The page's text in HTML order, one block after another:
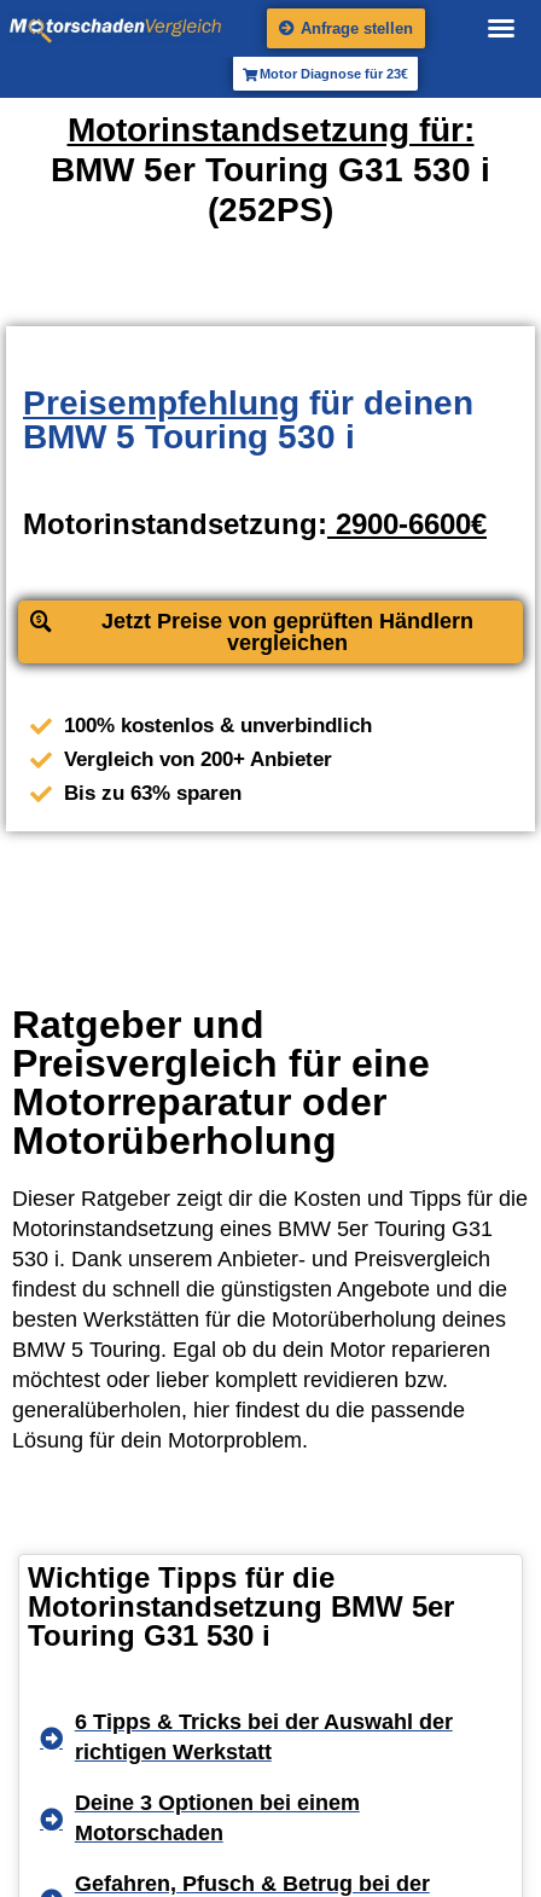
Anfrage stellen
Motor Diagnose für 23€
Motorinstandsetzung für:
BMW 5er Touring G31 530 i
(252PS)
Preisempfehlung für deinen
BMW 5 Touring 530 i
Motorinstandsetzung: 2900-6600€
Jetzt Preise von geprüften Händlern
vergleichen
100% kostenlos & unverbindlich
Vergleich von 200+ Anbieter
Bis zu 63% sparen
Ratgeber und
Preisvergleich für eine
Motorreparatur oder
Motorüberholung
Dieser Ratgeber zeigt dir die Kosten und Tipps für die
Motorinstandsetzung eines BMW 5er Touring G31
530 i. Dank unserem Anbieter- und Preisvergleich
findest du schnell die günstigsten Angebote und die
besten Werkstätten für die Motorüberholung deines
BMW 5 Touring. Egal ob du dein Motor reparieren
möchtest oder lieber komplett revidieren bzw.
generalüberholen, hier findest du die passende
Lösung für dein Motorproblem.
Wichtige Tipps für die
Motorinstandsetzung BMW 5er
Touring G31 530 i
6 Tipps & Tricks bei der Auswahl der
richtigen Werkstatt
Deine 3 Optionen bei einem
Motorschaden
Gefahren, Pfusch & Betrug bei der